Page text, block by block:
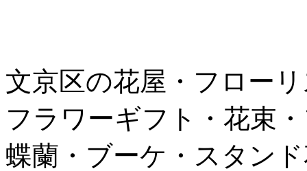
文京区の花屋・フロー
フラワーギフト・花束
蝶蘭・ブーケ・スタン